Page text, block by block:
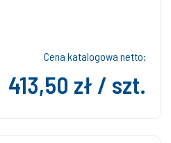
Cena katalogowa netto:
413,50 zł / szt.